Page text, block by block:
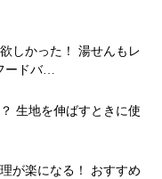
しかった！ 湯せんもレ
ードバ…
生地を伸ばすときに使
が楽になる！ おすすめ